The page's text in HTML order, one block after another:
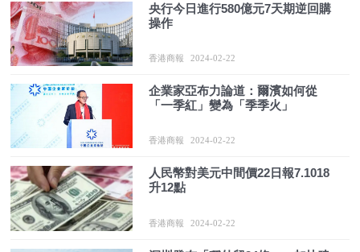
央行今日進行580億元7天期逆回購
操作
香港商報 2024-02-22
企業家亞布力論道：爾濱如何從
「一季紅」變為「季季火」
香港商報 2024-02-22
人民幣對美元中間價22日報7.1018
升12點
香港商報 2024-02-22